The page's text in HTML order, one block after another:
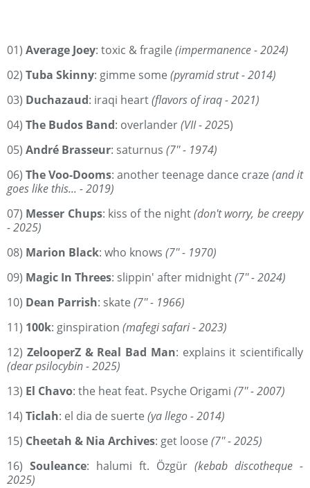
01) Average Joey: toxic & fragile (impermanence - 2024)
02) Tuba Skinny: gimme some (pyramid strut - 2014)
03) Duchazaud: iraqi heart(flavors of iraq - 2021)
04) The Budos Band: overlander(VII - 2025)
05) André Brasseur: saturnus (7'' - 1974)
06) The Voo-Dooms: another teenage dance craze (and it
goes like this... - 2019)
07) Messer Chups: kiss of the night(don't worry, be creepy
- 2025)
08) Marion Black: who knows (7'' - 1970)
09) Magic In Threes: slippin' after midnight(7'' - 2024)
10) Dean Parrish: skate (7'' - 1966)
11) 100k: ginspiration (mafegi safari - 2023)
12) ZelooperZ & Real Bad Man: explains it scientifically
(dear psilocybin - 2025)
13) El Chavo: the heat feat. Psyche Origami (7'' - 2007)
14) Ticlah: el dia de suerte (ya llego - 2014)
15) Cheetah & Nia Archives: get loose (7'' - 2025)
16) Souleance: halumi ft. Özgür (kebab discotheque -
2025)